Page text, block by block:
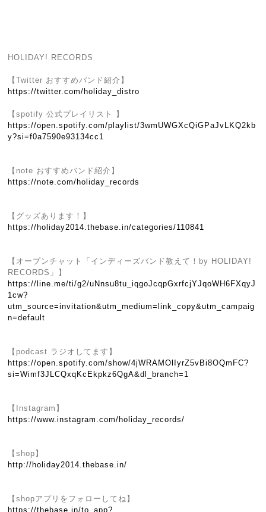
HOLIDAY! RECORDS
【Twitter おすすめバンド紹介】
https://twitter.com/holiday_distro
【spotify 公式プレイリスト 】
https://open.spotify.com/playlist/3wmUWGXcQiGPaJvLKQ2kb
y?si=f0a7590e93134cc1
【note おすすめバンド紹介】
https://note.com/holiday_records
【グッズあります！】
https://holiday2014.thebase.in/categories/110841
【オープンチャット「インディーズバンド教えて！by HOLIDAY!
RECORDS」】
https://line.me/ti/g2/uNnsu8tu_iqgoJcqpGxrfcjYJqoWH6FXqyJ
1cw?
utm_source=invitation&utm_medium=link_copy&utm_campaig
n=default
【podcast ラジオしてます】
https://open.spotify.com/show/4jWRAMOlIyrZ5vBi8OQmFC?
si=Wimf3JLCQxqKcEkpkz6QgA&dl_branch=1
【Instagram】
https://www.instagram.com/holiday_records/
【shop】
http://holiday2014.thebase.in/
【shopアプリをフォローしてね】
https://thebase.in/to_app?